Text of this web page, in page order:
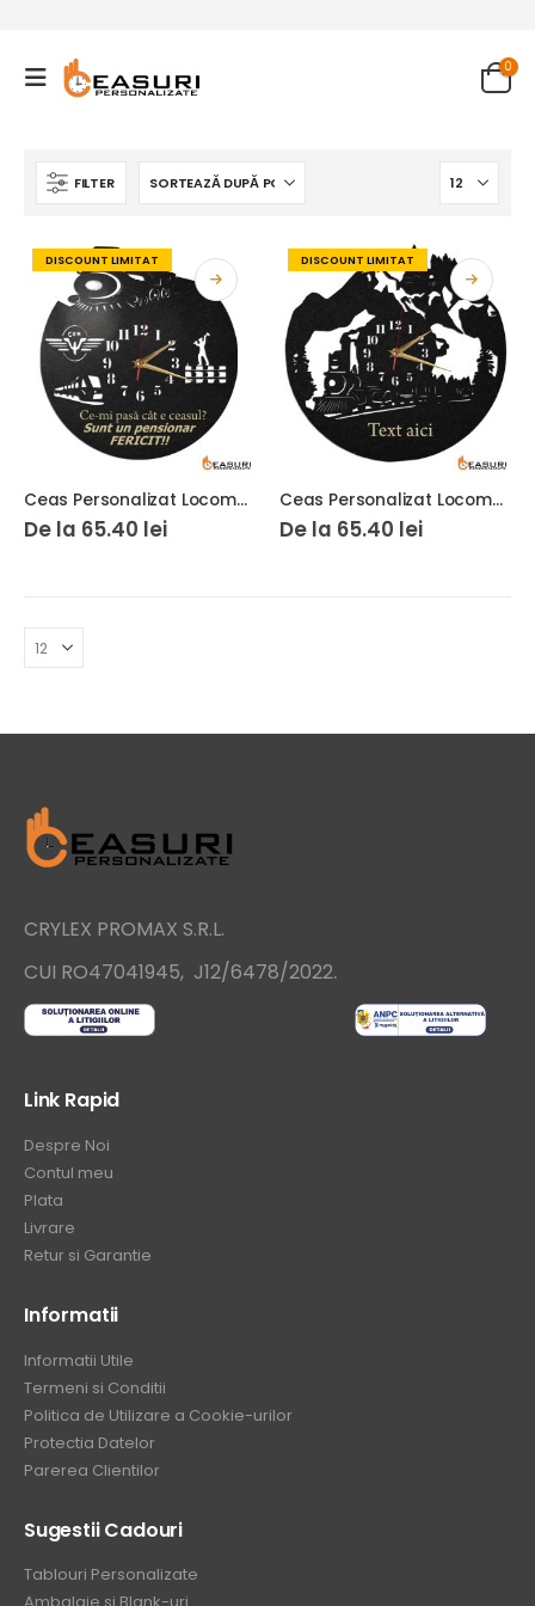
0
FILTER
DISCOUNT LIMITAT
Ceas Personalizat Locomotiva Tren CFR 02
De la 65.40 lei
DISCOUNT LIMITAT
Ceas Personalizat Locomotiva Tren 01
De la 65.40 lei
CRYLEX PROMAX S.R.L.
CUI RO47041945, J12/6478/2022.
Link Rapid
Despre Noi
Contul meu
Plata
Livrare
Retur si Garantie
Informatii
Informatii Utile
Termeni si Conditii
Politica de Utilizare a Cookie-urilor
Protectia Datelor
Parerea Clientilor
Sugestii Cadouri
Tablouri Personalizate